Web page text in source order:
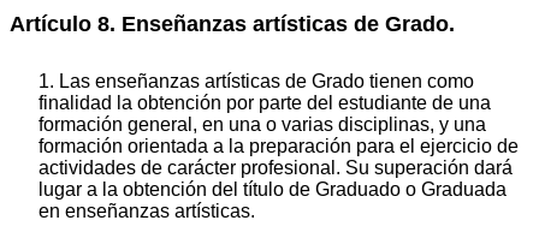
Artículo 8. Enseñanzas artísticas de Grado.
1. Las enseñanzas artísticas de Grado tienen como
finalidad la obtención por parte del estudiante de una
formación general, en una o varias disciplinas, y una
formación orientada a la preparación para el ejercicio de
actividades de carácter profesional. Su superación dará
lugar a la obtención del título de Graduado o Graduada
en enseñanzas artísticas.